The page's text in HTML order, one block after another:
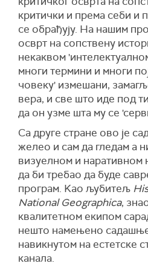
критички и према себи и
се обрађују. На нашим
осврт на сопствену
некаквом
многи термини и многи
човеку' измешани,
вера, и све што иде под
да он узме шта му се
Са друге стране ово је
желео и сам да гледам а
визуелном и наративном
да би требао да буде
програм. Kао љубитељ
National Geographica,
квалитетном екипом
нешто намењено
навикнутом на естетске
канала.